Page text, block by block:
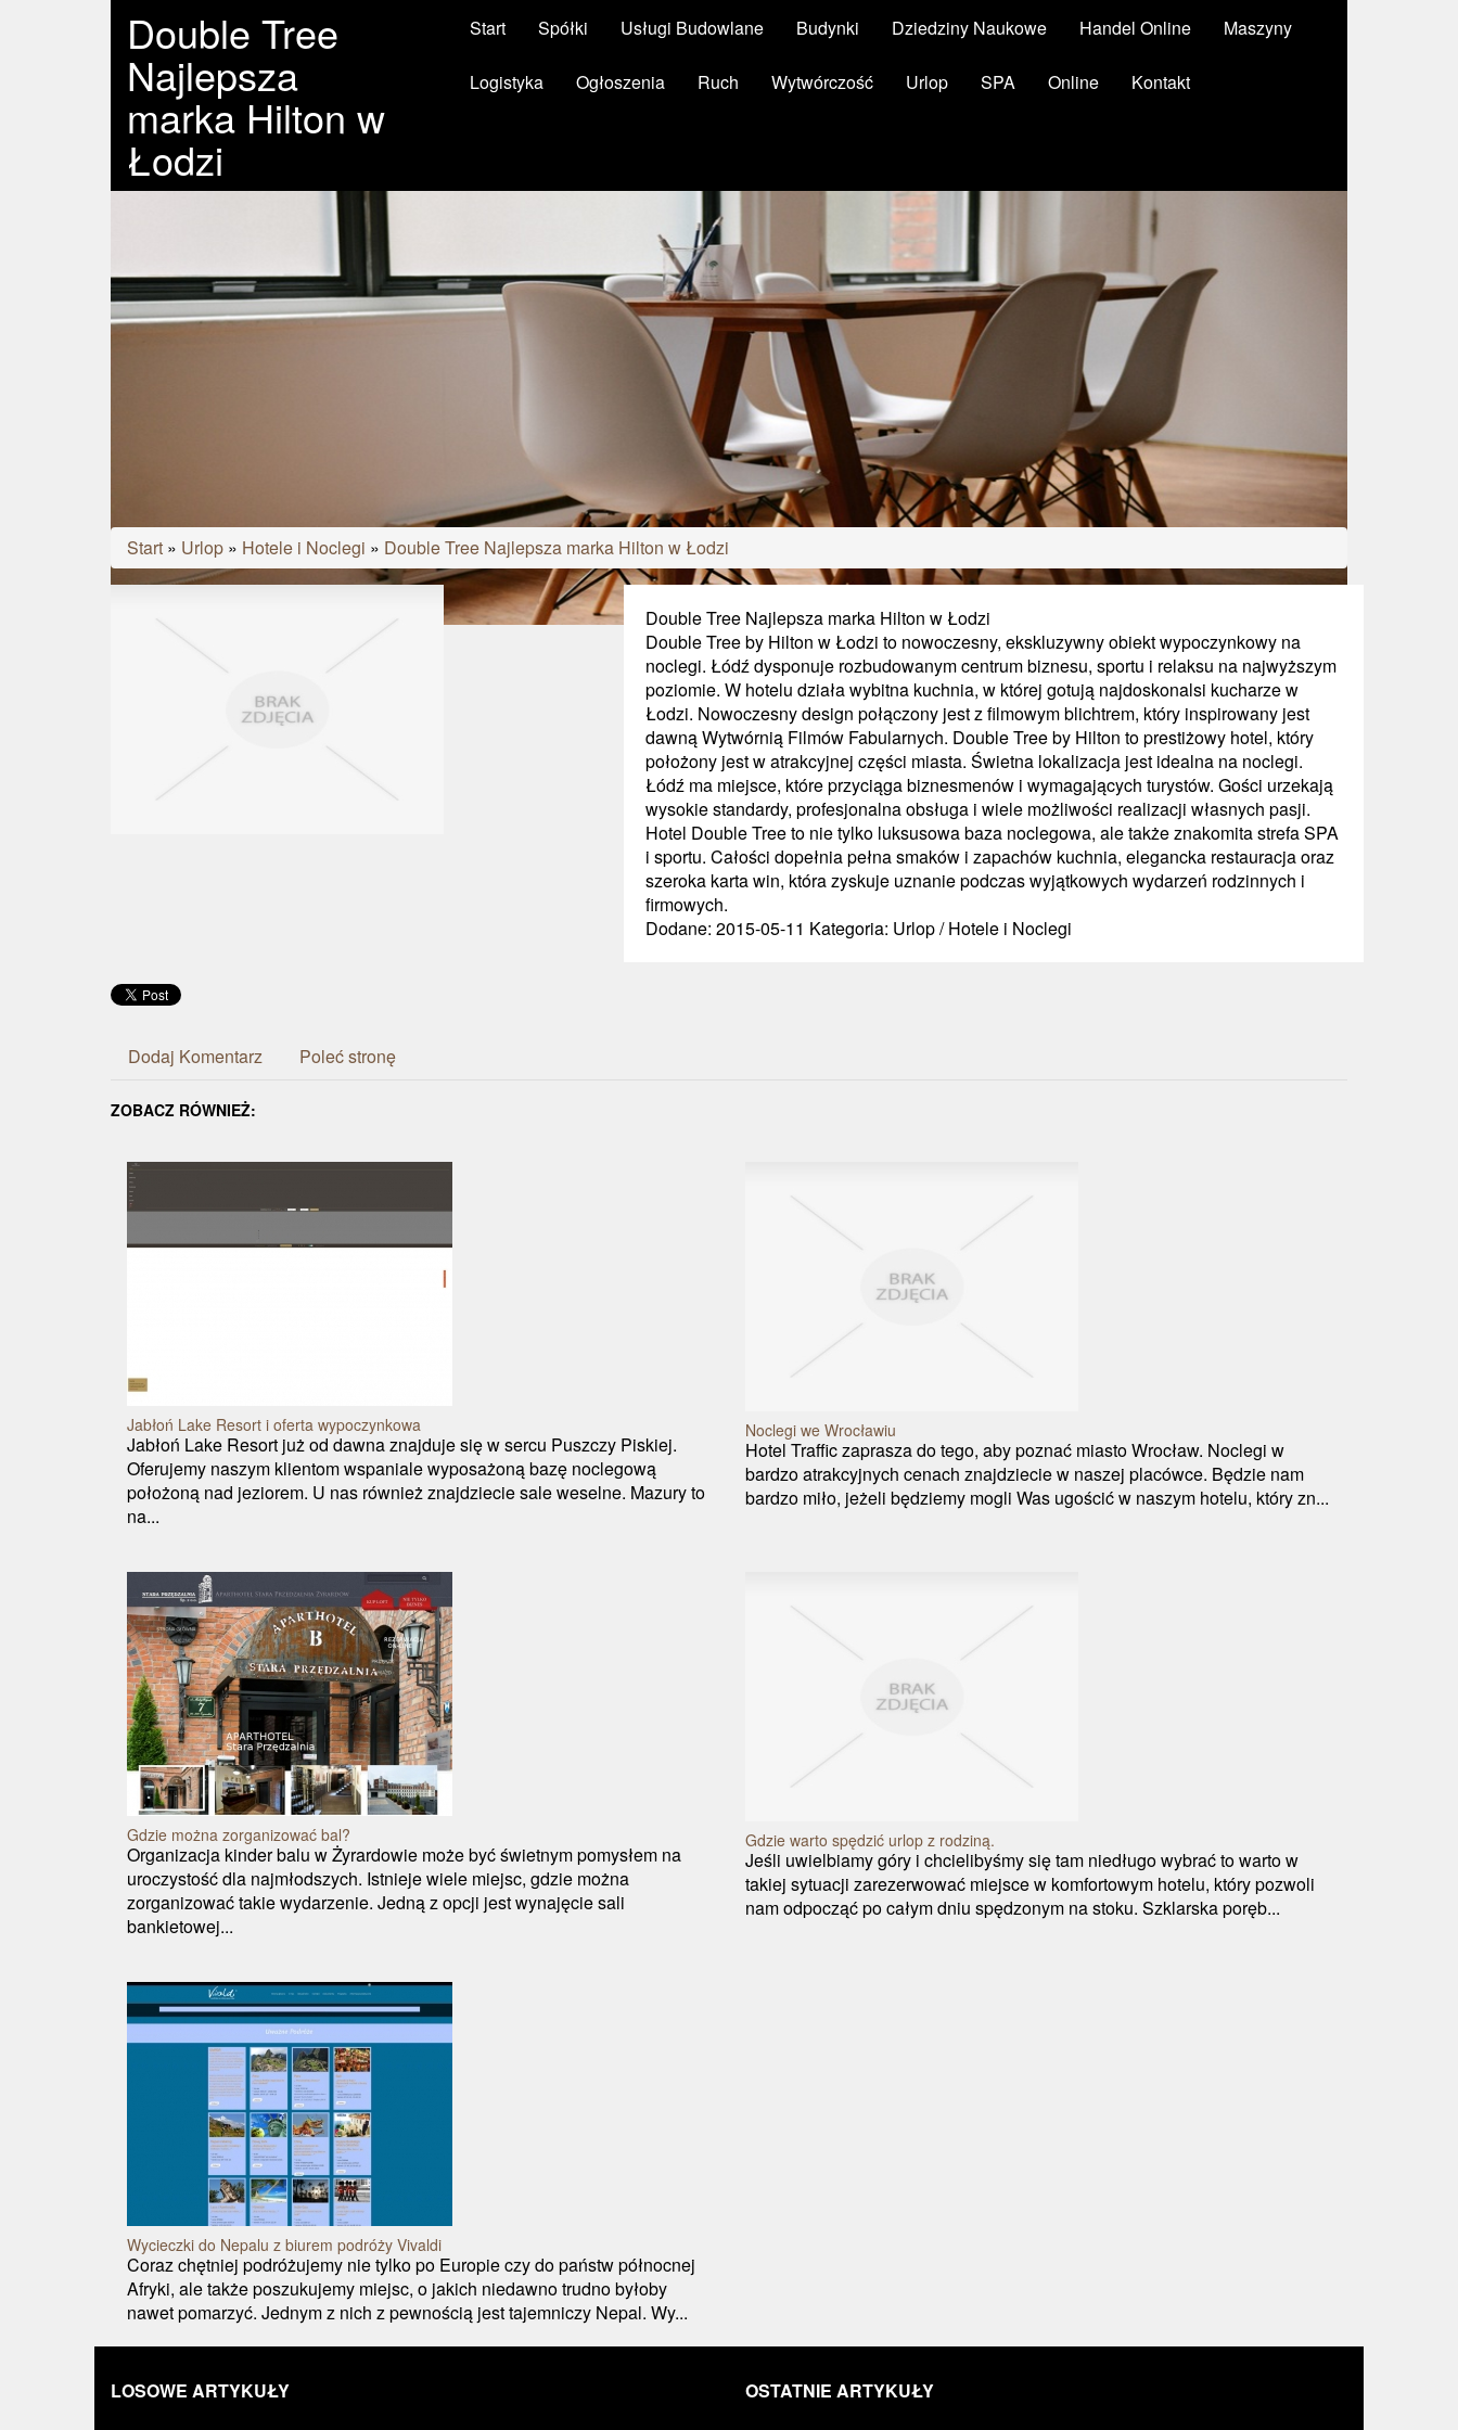
Double Tree
Najlepsza
marka Hilton w
Łodzi
Start Spółki Usługi Budowlane Budynki Dziedziny Naukowe Handel Online Maszyny
Logistyka Ogłoszenia Ruch Wytwórczość Urlop SPA Online Kontakt
Start » Urlop » Hotele i Noclegi » Double Tree Najlepsza marka Hilton w Łodzi
Double Tree Najlepsza marka Hilton w Łodzi
Double Tree by Hilton w Łodzi to nowoczesny, ekskluzywny obiekt wypoczynkowy na
noclegi. Łódź dysponuje rozbudowanym centrum biznesu, sportu i relaksu na najwyższym
poziomie. W hotelu działa wybitna kuchnia, w której gotują najdoskonalsi kucharze w
Łodzi. Nowoczesny design połączony jest z filmowym blichtrem, który inspirowany jest
dawną Wytwórnią Filmów Fabularnych. Double Tree by Hilton to prestiżowy hotel, który
położony jest w atrakcyjnej części miasta. Świetna lokalizacja jest idealna na noclegi.
Łódź ma miejsce, które przyciąga biznesmenów i wymagających turystów. Gości urzekają
wysokie standardy, profesjonalna obsługa i wiele możliwości realizacji własnych pasji.
Hotel Double Tree to nie tylko luksusowa baza noclegowa, ale także znakomita strefa SPA
i sportu. Całości dopełnia pełna smaków i zapachów kuchnia, elegancka restauracja oraz
szeroka karta win, która zyskuje uznanie podczas wyjątkowych wydarzeń rodzinnych i
firmowych.
Dodane: 2015-05-11 Kategoria: Urlop / Hotele i Noclegi
Dodaj Komentarz Poleć stronę
ZOBACZ RÓWNIEŻ:
Jabłoń Lake Resort i oferta wypoczynkowa
Jabłoń Lake Resort już od dawna znajduje się w sercu Puszczy Piskiej.
Oferujemy naszym klientom wspaniale wyposażoną bazę noclegową
położoną nad jeziorem. U nas również znajdziecie sale weselne. Mazury to
na...
Noclegi we Wrocławiu
Hotel Traffic zaprasza do tego, aby poznać miasto Wrocław. Noclegi w
bardzo atrakcyjnych cenach znajdziecie w naszej placówce. Będzie nam
bardzo miło, jeżeli będziemy mogli Was ugościć w naszym hotelu, który zn...
Gdzie można zorganizować bal?
Organizacja kinder balu w Żyrardowie może być świetnym pomysłem na
uroczystość dla najmłodszych. Istnieje wiele miejsc, gdzie można
zorganizować takie wydarzenie. Jedną z opcji jest wynajęcie sali
bankietowej...
Gdzie warto spędzić urlop z rodziną.
Jeśli uwielbiamy góry i chcielibyśmy się tam niedługo wybrać to warto w
takiej sytuacji zarezerwować miejsce w komfortowym hotelu, który pozwoli
nam odpocząć po całym dniu spędzonym na stoku. Szklarska poręb...
Wycieczki do Nepalu z biurem podróży Vivaldi
Coraz chętniej podróżujemy nie tylko po Europie czy do państw północnej
Afryki, ale także poszukujemy miejsc, o jakich niedawno trudno byłoby
nawet pomarzyć. Jednym z nich z pewnością jest tajemniczy Nepal. Wy...
LOSOWE ARTYKUŁY OSTATNIE ARTYKUŁY